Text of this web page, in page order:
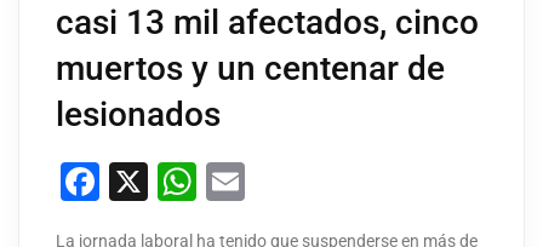
casi 13 mil afectados, cinco
muertos y un centenar de
lesionados
Facebook
X WhatsApp
La jornada laboral ha tenido que suspenderse en más de